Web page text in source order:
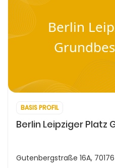
Berlin
BASIS PROFIL
Berlin Leipziger Platz
Gutenbergstraße 16A,